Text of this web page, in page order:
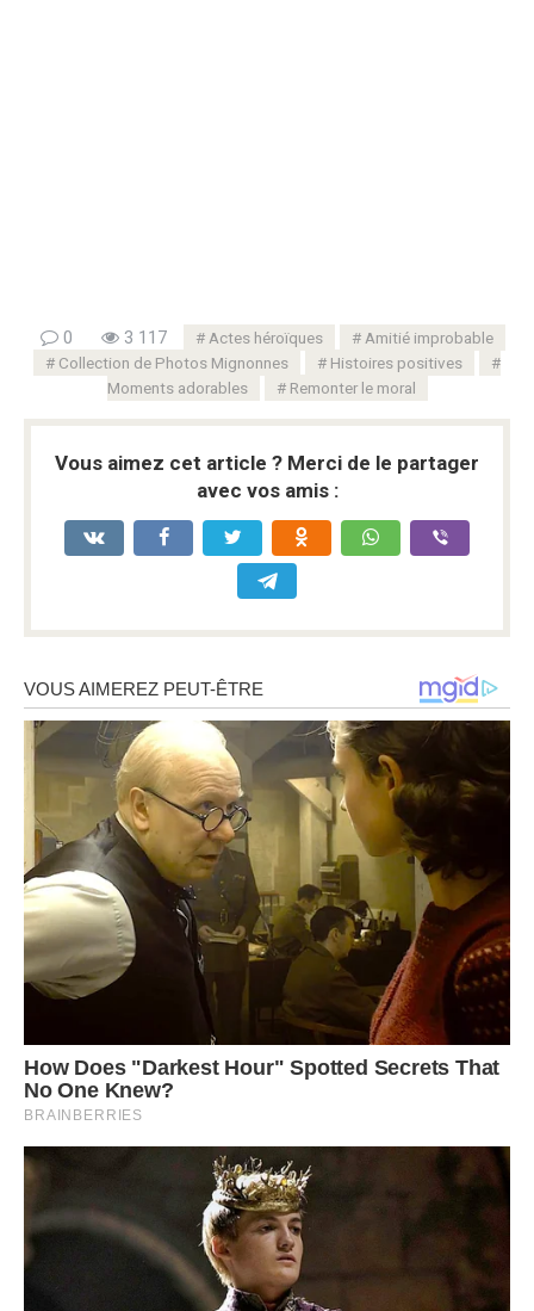
0 3 117 Actes héroïques
Amitié improbable
Collection de Photos Mignonnes
Histoires positives
Moments adorables
Remonter le moral
Vous aimez cet article ? Merci de le partager
avec vos amis :